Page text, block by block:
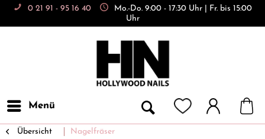
0 21 91 - 95 16 40
Mo.-Do. 9:00 - 17:30 Uhr | Fr. bis 15:00
Uhr
Menü
Übersicht Nagelfräser